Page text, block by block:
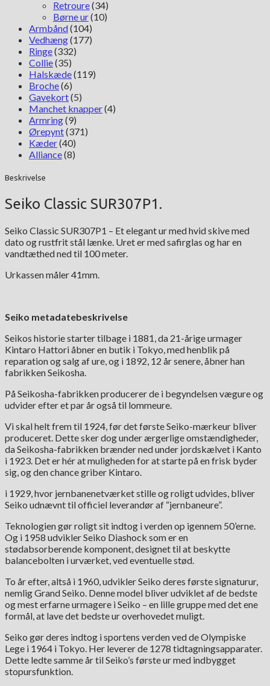
Retroure(34)
Børne ur(10)
Armbånd(104)
Vedhæng(177)
Ringe(332)
Collie(35)
Halskæde(119)
Broche(6)
Gavekort(5)
Manchet knapper(4)
Armring(9)
Ørepynt(371)
Kæder(40)
Alliance(8)
Beskrivelse
Seiko Classic SUR307P1.
Seiko Classic SUR307P1 – Et elegant ur med hvid skive med
dato og rustfrit stål lænke. Uret er med safirglas og har en
vandtæthed ned til 100 meter.
Urkassen måler 41mm.
Seiko metadatebeskrivelse
Seikos historie starter tilbage i 1881, da 21-årige urmager
Kintaro Hattori åbner en butik i Tokyo, med henblik på
reparation og salg af ure, og i 1892, 12 år senere, åbner han
fabrikken Seikosha.
På Seikosha-fabrikken producerer de i begyndelsen vægure og
udvider efter et par år også til lommeure.
Vi skal helt frem til 1924, før det første Seiko-mærkeur bliver
produceret. Dette sker dog under ærgerlige omstændigheder,
da Seikosha-fabrikken brænder ned under jordskælvet i Kanto
i 1923. Det er hér at muligheden for at starte på en frisk byder
sig, og den chance griber Kintaro.
i 1929, hvor jernbanenetværket stille og roligt udvides, bliver
Seiko udnævnt til officiel leverandør af “jernbaneure”.
Teknologien gør roligt sit indtog i verden op igennem 50’erne.
Og i 1958 udvikler Seiko Diashock som er en
stødabsorberende komponent, designet til at beskytte
balancebolten i urværket, ved eventuelle stød.
To år efter, altså i 1960, udvikler Seiko deres første signaturur,
nemlig Grand Seiko. Denne model bliver udviklet af de bedste
og mest erfarne urmagere i Seiko – en lille gruppe med det ene
formål, at lave det bedste ur overhovedet muligt.
Seiko gør deres indtog i sportens verden ved de Olympiske
Lege i 1964 i Tokyo. Her leverer de 1278 tidtagningsapparater.
Dette ledte samme år til Seiko’s første ur med indbygget
stopursfunktion.